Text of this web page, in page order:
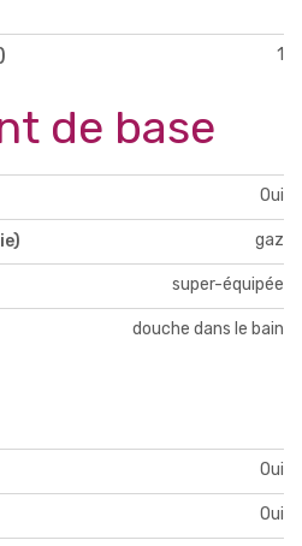
1
de base
Oui
gaz
super-équipée
douche dans le bain
Oui
Oui